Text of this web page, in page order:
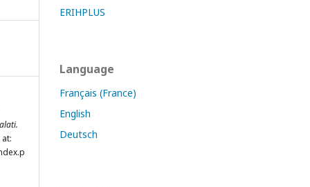
ERIHPLUS
Language
Français (France)
English
Deutsch